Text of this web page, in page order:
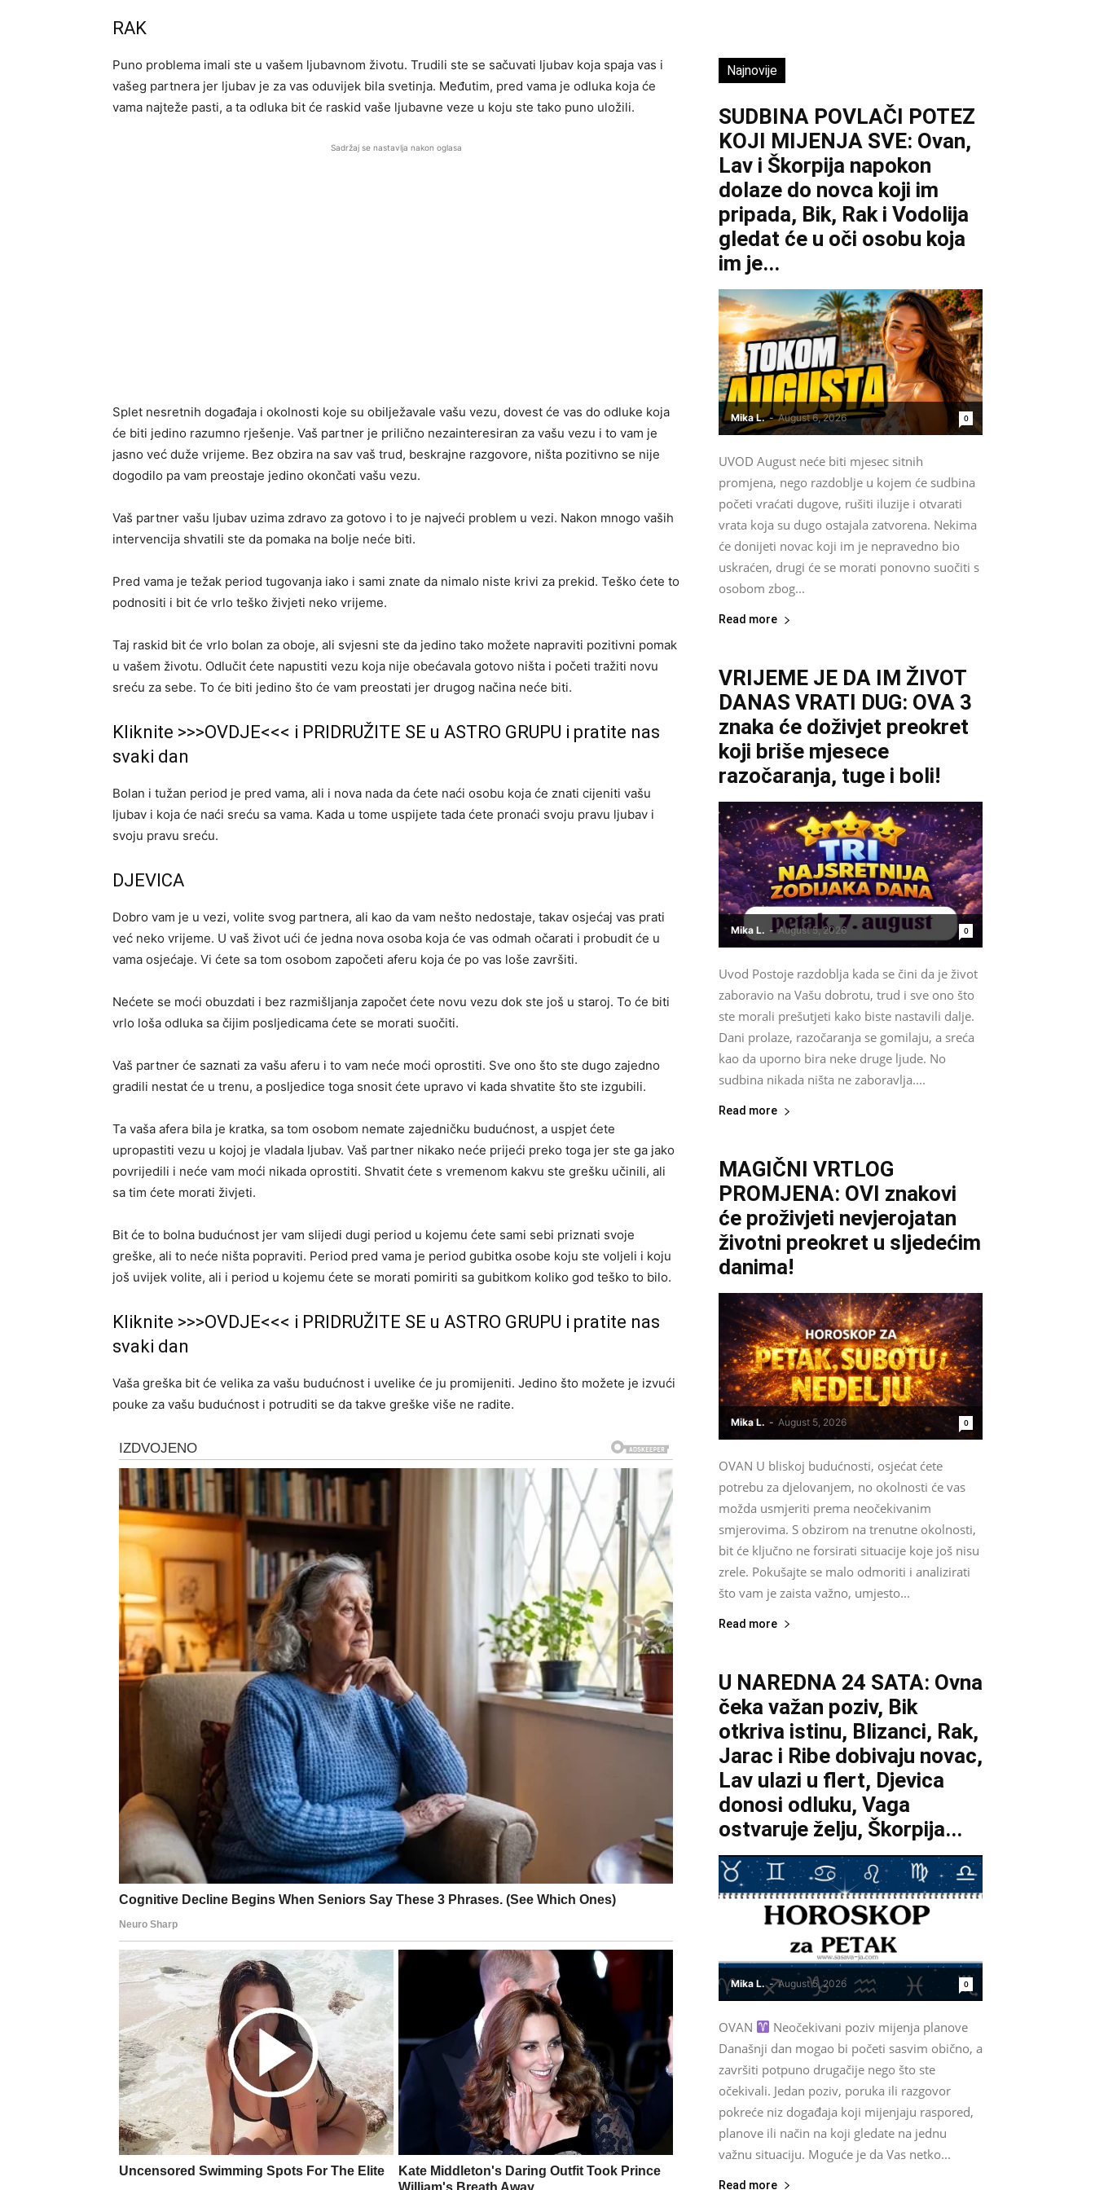
RAK
Puno problema imali ste u vašem ljubavnom životu. Trudili ste se sačuvati ljubav koja spaja vas i
vašeg partnera jer ljubav je za vas oduvijek bila svetinja. Međutim, pred vama je odluka koja će
vama najteže pasti, a ta odluka bit će raskid vaše ljubavne veze u koju ste tako puno uložili.
Sadržaj se nastavlja nakon oglasa
Splet nesretnih događaja i okolnosti koje su obilježavale vašu vezu, dovest će vas do odluke koja
će biti jedino razumno rješenje. Vaš partner je prilično nezainteresiran za vašu vezu i to vam je
jasno već duže vrijeme. Bez obzira na sav vaš trud, beskrajne razgovore, ništa pozitivno se nije
dogodilo pa vam preostaje jedino okončati vašu vezu.
Vaš partner vašu ljubav uzima zdravo za gotovo i to je najveći problem u vezi. Nakon mnogo vaših
intervencija shvatili ste da pomaka na bolje neće biti.
Pred vama je težak period tugovanja iako i sami znate da nimalo niste krivi za prekid. Teško ćete to
podnositi i bit će vrlo teško živjeti neko vrijeme.
Taj raskid bit će vrlo bolan za oboje, ali svjesni ste da jedino tako možete napraviti pozitivni pomak
u vašem životu. Odlučit ćete napustiti vezu koja nije obećavala gotovo ništa i početi tražiti novu
sreću za sebe. To će biti jedino što će vam preostati jer drugog načina neće biti.
Kliknite >>>OVDJE<<< i PRIDRUŽITE SE u ASTRO GRUPU i pratite nas
svaki dan
Bolan i tužan period je pred vama, ali i nova nada da ćete naći osobu koja će znati cijeniti vašu
ljubav i koja će naći sreću sa vama. Kada u tome uspijete tada ćete pronaći svoju pravu ljubav i
svoju pravu sreću.
DJEVICA
Dobro vam je u vezi, volite svog partnera, ali kao da vam nešto nedostaje, takav osjećaj vas prati
već neko vrijeme. U vaš život ući će jedna nova osoba koja će vas odmah očarati i probudit će u
vama osjećaje. Vi ćete sa tom osobom započeti aferu koja će po vas loše završiti.
Nećete se moći obuzdati i bez razmišljanja započet ćete novu vezu dok ste još u staroj. To će biti
vrlo loša odluka sa čijim posljedicama ćete se morati suočiti.
Vaš partner će saznati za vašu aferu i to vam neće moći oprostiti. Sve ono što ste dugo zajedno
gradili nestat će u trenu, a posljedice toga snosit ćete upravo vi kada shvatite što ste izgubili.
Ta vaša afera bila je kratka, sa tom osobom nemate zajedničku budućnost, a uspjet ćete
upropastiti vezu u kojoj je vladala ljubav. Vaš partner nikako neće prijeći preko toga jer ste ga jako
povrijedili i neće vam moći nikada oprostiti. Shvatit ćete s vremenom kakvu ste grešku učinili, ali
sa tim ćete morati živjeti.
Bit će to bolna budućnost jer vam slijedi dugi period u kojemu ćete sami sebi priznati svoje
greške, ali to neće ništa popraviti. Period pred vama je period gubitka osobe koju ste voljeli i koju
još uvijek volite, ali i period u kojemu ćete se morati pomiriti sa gubitkom koliko god teško to bilo.
Kliknite >>>OVDJE<<< i PRIDRUŽITE SE u ASTRO GRUPU i pratite nas
svaki dan
Vaša greška bit će velika za vašu budućnost i uvelike će ju promijeniti. Jedino što možete je izvući
pouke za vašu budućnost i potruditi se da takve greške više ne radite.
Najnovije
SUDBINA POVLAČI POTEZ
KOJI MIJENJA SVE: Ovan,
Lav i Škorpija napokon
dolaze do novca koji im
pripada, Bik, Rak i Vodolija
gledat će u oči osobu koja
im je...
Mika L. - August 6, 2026 0
UVOD August neće biti mjesec sitnih
promjena, nego razdoblje u kojem će sudbina
početi vraćati dugove, rušiti iluzije i otvarati
vrata koja su dugo ostajala zatvorena. Nekima
će donijeti novac koji im je nepravedno bio
uskraćen, drugi će se morati ponovno suočiti s
osobom zbog...
Read more
VRIJEME JE DA IM ŽIVOT
DANAS VRATI DUG: OVA 3
znaka će doživjet preokret
koji briše mjesece
razočaranja, tuge i boli!
Mika L. - August 5, 2026 0
Uvod Postoje razdoblja kada se čini da je život
zaboravio na Vašu dobrotu, trud i sve ono što
ste morali prešutjeti kako biste nastavili dalje.
Dani prolaze, razočaranja se gomilaju, a sreća
kao da uporno bira neke druge ljude. No
sudbina nikada ništa ne zaboravlja....
Read more
MAGIČNI VRTLOG
PROMJENA: OVI znakovi
će proživjeti nevjerojatan
životni preokret u sljedećim
danima!
Mika L. - August 5, 2026 0
OVAN U bliskoj budućnosti, osjećat ćete
potrebu za djelovanjem, no okolnosti će vas
možda usmjeriti prema neočekivanim
smjerovima. S obzirom na trenutne okolnosti,
bit će ključno ne forsirati situacije koje još nisu
zrele. Pokušajte se malo odmoriti i analizirati
što vam je zaista važno, umjesto...
Read more
U NAREDNA 24 SATA: Ovna
čeka važan poziv, Bik
otkriva istinu, Blizanci, Rak,
Jarac i Ribe dobivaju novac,
Lav ulazi u flert, Djevica
donosi odluku, Vaga
ostvaruje želju, Škorpija...
Mika L. - August 5, 2026 0
OVAN
Neočekivani poziv mijenja planove
Današnji dan mogao bi početi sasvim obično, a
završiti potpuno drugačije nego što ste
očekivali. Jedan poziv, poruka ili razgovor
pokreće niz događaja koji mijenjaju raspored,
planove ili način na koji gledate na jednu
važnu situaciju. Moguće je da Vas netko...
Read more